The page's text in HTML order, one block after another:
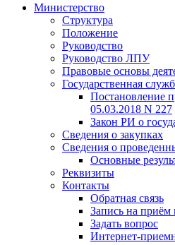
Министерство
Структура
Положение
Руководство
Руководство ЛПУ
Правовые основы
Государственная
Постановление
05.03.2018 N 227
Закон РИ о
Сведения о закупках
Сведения о
Основные
Реквизиты
Контакты
Обратная связь
Запись на приём
Задать вопрос
Интернет-